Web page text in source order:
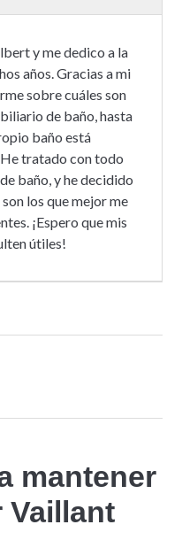
y me dedico a la
años. Gracias a mi
sobre cuáles son
de baño, hasta
baño está
tratado con todo
baño, y he decidido
los que mejor me
¡Espero que mis
útiles!
mantener
Vaillant